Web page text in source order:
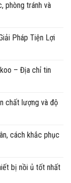
phòng tránh và
Pháp Tiện Lợi
– Địa chỉ tin
chất lượng và độ
cách khắc phục
bị nồi ủ tốt nhất